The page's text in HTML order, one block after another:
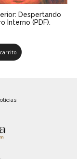
Despertando
Interno (PDF).